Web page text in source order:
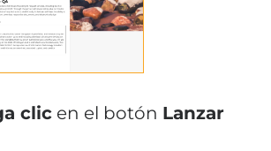
clic en el botón Lanzar